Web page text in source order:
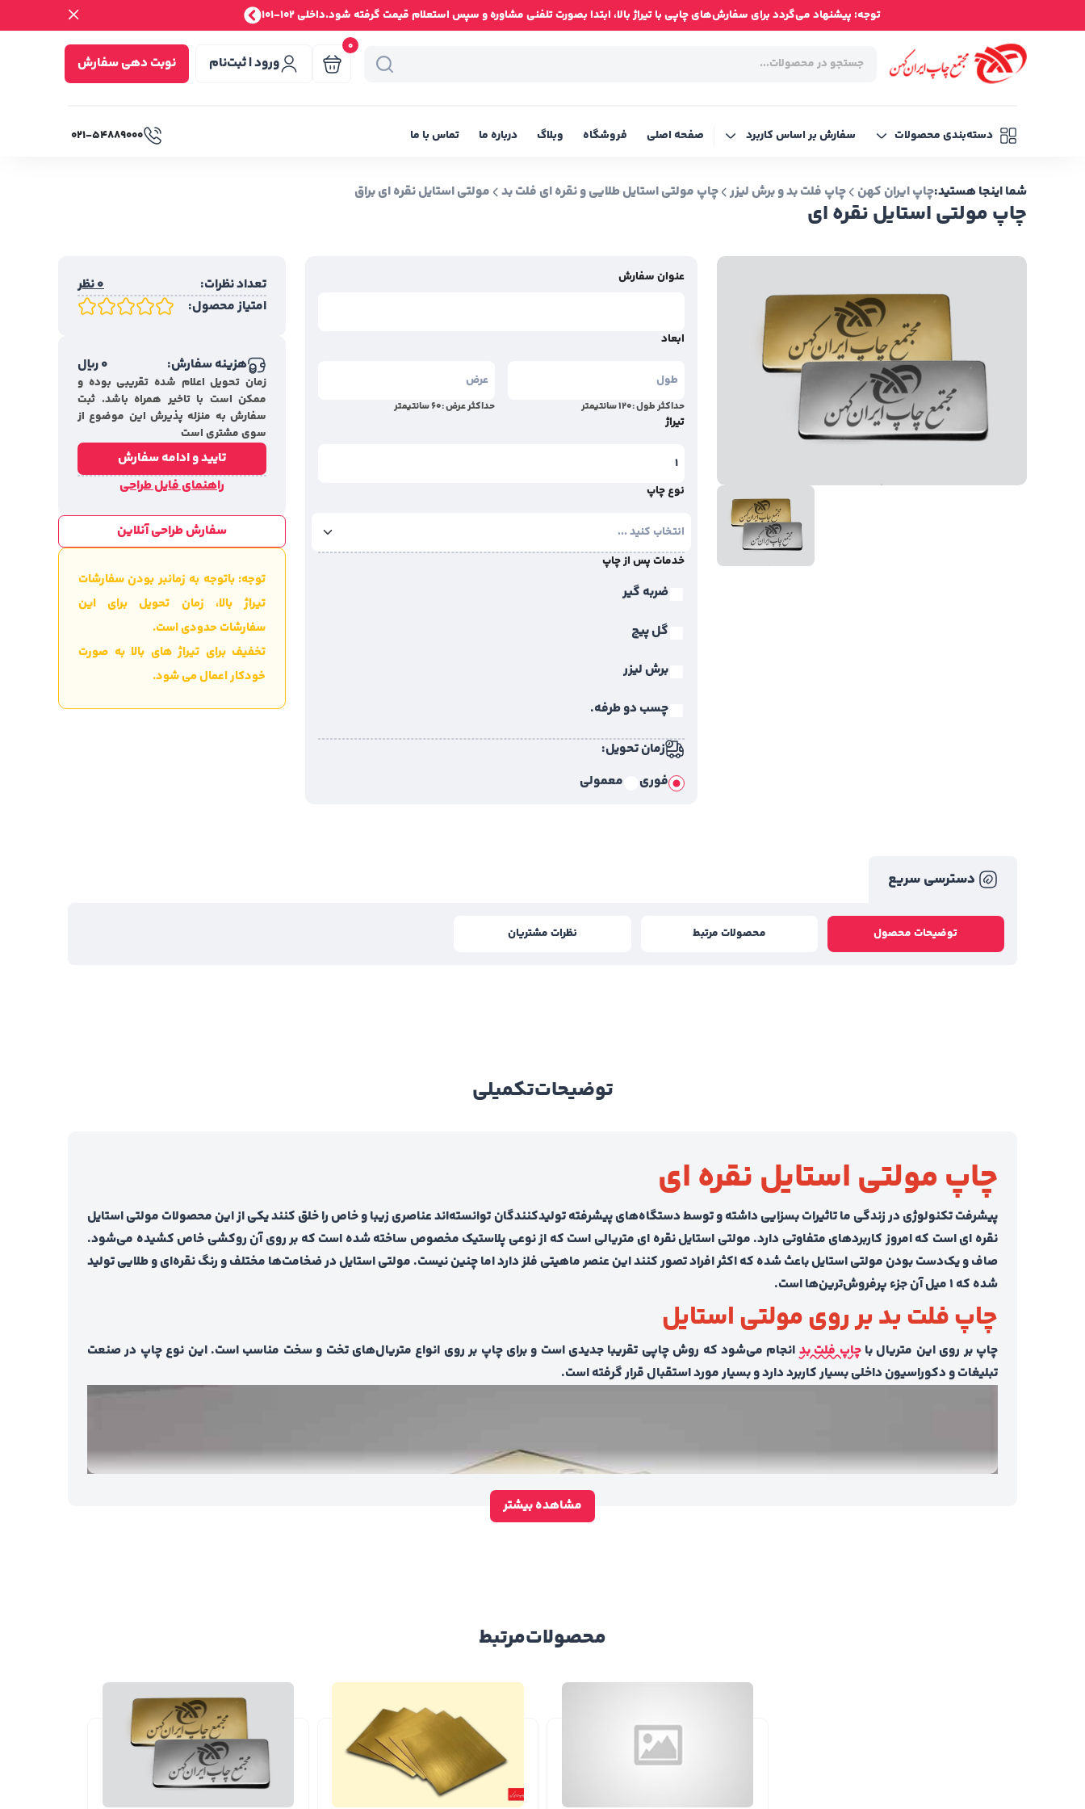
توجه: پیشنهاد می‌گردد برای سفارش‌های چاپی با تیراژ بالا، ابتدا بصورت تلفنی مشاوره و سپس استعلام قیمت گرفته شود.داخلی 102-101
0
ورود | ثبت‌نام نوبت دهی سفارش
دسته‌بندی محصولات سفارش بر اساس کاربرد صفحه اصلی فروشگاه وبلاگ درباره ما تماس با ما ۰۲۱-۵۴۸۸۹۰۰۰
چاپ مولتی استایل نقره ای
شما اینجا هستید:چاپ ایران کهن چاپ فلت بد و برش لیزر چاپ مولتی استایل طلایی و نقره ای فلت بد مولتی استایل نقره ای براق
عنوان سفارش
ابعاد
حداکثر طول :120سانتیمتر حداکثر عرض :60سانتیمتر
تیراژ
نوع چاپ
خدمات پس از چاپ
ضربه گیر
گل پیچ
برش لیزر
چسب دو طرفه.
زمان تحویل:
فوری
معمولی
تعداد نظرات:
0 نظر
امتیاز محصول:
هزینه سفارش: 0ریال
زمان تحویل اعلام شده تقریبی بوده و
ممکن است با تاخیر همراه باشد. ثبت
سفارش به منزله پذیرش این موضوع از
سوی مشتری است
تایید و ادامه سفارش
راهنمای فایل طراحی
سفارش طراحی آنلاین
توجه: باتوجه به زمانبر بودن سفارشات
تیراژ بالا، زمان تحویل برای این
سفارشات حدودی است.
تخفیف برای تیراژ های بالا به صورت
خودکار اعمال می شود.
دسترسی سریع
توضیحات محصول محصولات مرتبط نظرات مشتریان
توضیحاتتکمیلی
چاپ مولتی استایل نقره ای
پیشرفت تکنولوژی در زندگی ما تاثیرات بسزایی داشته و توسط دستگاه‌های پیشرفته تولیدکنندگان توانسته‌اند عناصری زیبا و خاص را خلق کنند یکی از این محصولات مولتی استایل
نقره ای است که امروز کاربردهای متفاوتی دارد‌. مولتی استایل نقره ای متریالی است که از نوعی پلاستیک مخصوص ساخته شده است که بر روی آن روکشی خاص کشیده می‌شود.
صاف و یک‌دست بودن مولتی استایل باعث شده که اکثر افراد تصور کنند این عنصر ماهیتی فلز دارد اما چنین نیست. مولتی استایل در ضخامت‌ها مختلف و رنگ نقره‌ای و طلایی تولید
شده که ۱ میل آن جزء پرفروش‌ترین‌ها است.
چاپ فلت بد بر روی مولتی استایل
چاپ بر روی این متریال باچاپ فلت بد انجام می‌شود که روش چاپی تقریبا جدیدی است و برای چاپ بر روی انواع متریال‌های تخت و سخت مناسب است. این نوع چاپ در صنعت
تبلیغات و دکوراسیون داخلی بسیار کاربرد دارد و بسیار مورد استقبال قرار گرفته است.
تمام امکاناتی که توسط بشر ساخته و تولید می‌شوند دارای یک سری معایب و مزایایی هستند که این امر شامل محصولات مولتی استایل نقره ای نیز می‌شود، که در ادامه به شرح
مشاهده بیشتر
محصولاتمرتبط